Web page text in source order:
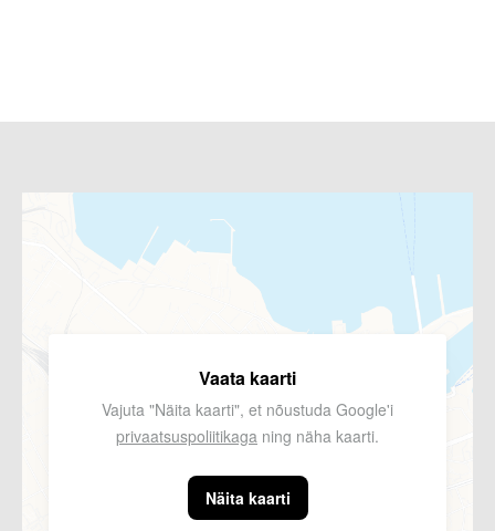
Vaata kaarti
Vajuta "Näita kaarti", et nõustuda Google'i
privaatsuspoliitikaga ning näha kaarti.
Näita kaarti